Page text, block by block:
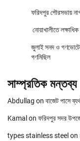
ফরিদপুর পৌরসভায়
নোয়াখালীতে
জুলাই সনদ ও গণভোটের
গণমিছিল
সাম্প্রতিক মন্তব্য
Abdullag on বাজেট পাসে
Kamal on ফরিদপুর সদর
types stainless steel on